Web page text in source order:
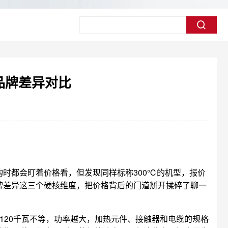
牌差异对比
都会盯着价格看，但发现同样标称300℃的机型，报价
异这三个硬核维度，把价格背后的门道掰开揉碎了聊一
千瓦不等，功率越大，加热元件、接触器和电缆的规格